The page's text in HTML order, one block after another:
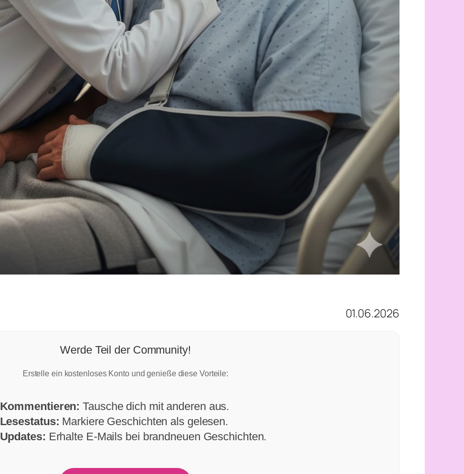
01.06.2026
Werde Teil der Community!
Erstelle ein kostenloses Konto und genieße diese Vorteile:
Kommentieren: Tausche dich mit anderen aus.
Lesestatus: Markiere Geschichten als gelesen.
Updates: Erhalte E-Mails bei brandneuen Geschichten.